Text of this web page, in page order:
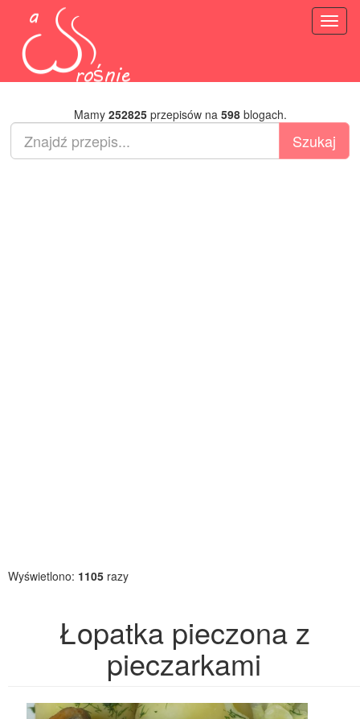
Mamy 252825przepisów na 598blogach.
Wyświetlono: 1105 razy
Łopatka pieczona z
pieczarkami